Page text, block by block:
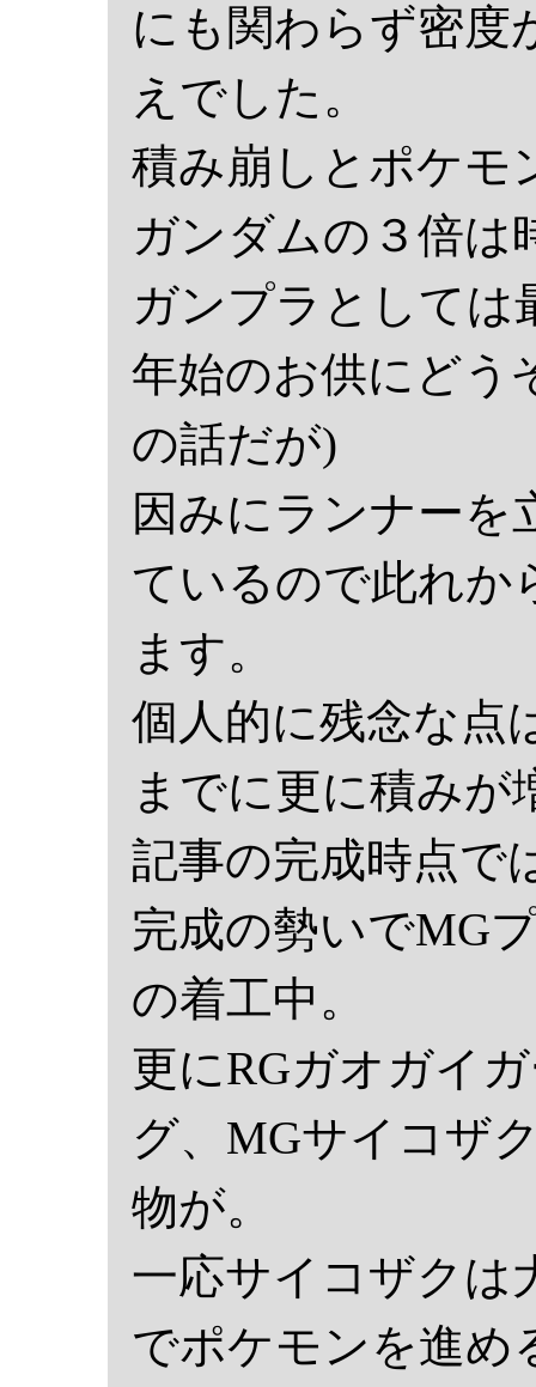
にも関わらず密度
えでした。
積み崩しとポケモ
ガンダムの３倍は
ガンプラとしては
年始のお供にどう
の話だが)
因みにランナーを
ているので此れか
ます。
個人的に残念な
までに更に積みが
記事の完成時点で
完成の勢いでMG
の着工中。
更にRGガオガイ
グ、MGサイコザ
物が。
一応サイコザクは
でポケモンを進め